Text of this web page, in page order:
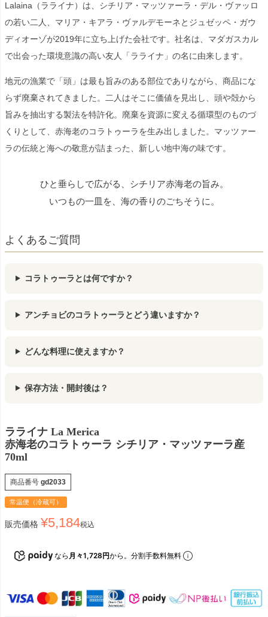
Lalaina（ラライナ）は、シチリア・マッツァーラ・デル・ヴァッロ
の若い二人、マリア・キアラ・ヴァルデモーネとジュゼッペ・ガウ
ディオーゾが2019年に立ち上げた会社です。社名は、マダガスカル
で出会った環境意識の高い友人「ラライナ」の名に由来します。
地元の漁業で「頭」は最も旨みのある部位でありながら、商品にな
らず廃棄されてきました。二人はそこに価値を見出し、頭や殻から
旨みを抽出する製法を特許化。廃棄を資源に変える循環型のものづ
くりとして、赤海老のコラトゥーラを生み出しました。マッツァー
ラの伝統と海への敬意が詰まった、新しい地中海の味です。
ひと垂らしで広がる、シチリア赤海老の旨み。
いつもの一皿を、海の香りのごちそうに。
よくあるご質問
コラトゥーラとは何ですか？
アンチョビのコラトゥーラとどう違いますか？
どんな料理に使えますか？
保存方法・開封後は？
ラライナ La Merica
赤海老のコラトゥーラ シチリア・マッツァーラ産
70ml
商品番号 gd2033
常温便（冷蔵可）
販売価格 ¥5,184税込
なら 月々1,728円から。分割手数料無料